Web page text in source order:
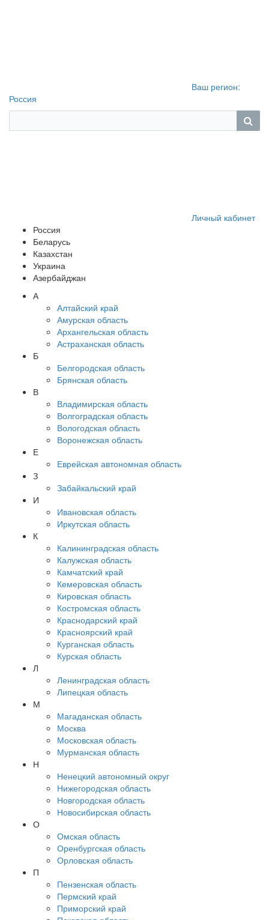
Ваш регион:
Россия
Личный кабинет
Россия
Беларусь
Казахстан
Украина
Азербайджан
А
Алтайский край
Амурская область
Архангельская область
Астраханская область
Б
Белгородская область
Брянская область
В
Владимирская область
Волгоградская область
Вологодская область
Воронежская область
Е
Еврейская автономная область
З
Забайкальский край
И
Ивановская область
Иркутская область
К
Калининградская область
Калужская область
Камчатский край
Кемеровская область
Кировская область
Костромская область
Краснодарский край
Красноярский край
Курганская область
Курская область
Л
Ленинградская область
Липецкая область
М
Магаданская область
Москва
Московская область
Мурманская область
Н
Ненецкий автономный округ
Нижегородская область
Новгородская область
Новосибирская область
О
Омская область
Оренбургская область
Орловская область
П
Пензенская область
Пермский край
Приморский край